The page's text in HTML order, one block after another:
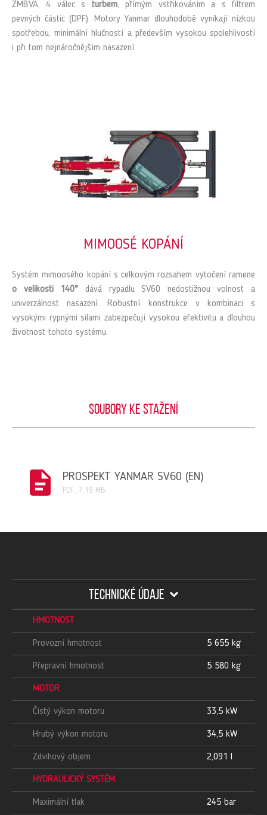
ZMBVA, 4 válec s turbem, přímým vstřikováním a s filtrem
pevných částic (DPF). Motory Yanmar dlouhodobě vynikají nízkou
spotřebou, minimální hlučností a především vysokou spolehlivostí
i při tom nejnáročnějším nasazení.
MIMOOSÉ KOPÁNÍ
Systém mimoosého kopání s celkovým rozsahem vytočení ramene
o velikosti 140° dává rypadlu SV60 nedostižnou volnost a
univerzálnost nasazení. Robustní konstrukce v kombinaci s
vysokými rypnými silami zabezpečují vysokou efektivitu a dlouhou
životnost tohoto systému.
Soubory ke stažení
PROSPEKT YANMAR SV60 (EN)
PDF, 7,19 MB
TECHNICKÉ ÚDAJE
HMOTNOST
Provozní hmotnost 5 655 kg
Přepravní hmotnost 5 580 kg
MOTOR
Čistý výkon motoru 33,5 kW
Hrubý výkon motoru 34,5 kW
Zdvihový objem 2,091 l
HYDRAULICKÝ SYSTÉM
Maximální tlak 245 bar